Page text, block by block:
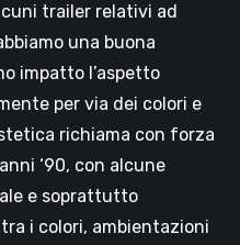
trailer relativi ad
una buona
impatto l’aspetto
per via dei colori e
richiama con forza
‘90, con alcune
e soprattutto
i colori, ambientazioni